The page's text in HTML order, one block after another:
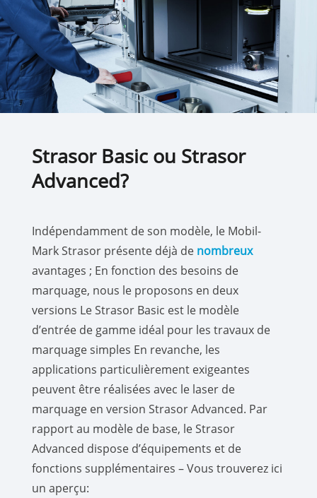
Strasor Basic ou Strasor
Advanced?
Indépendamment de son modèle, le Mobil-
Mark Strasor présente déjà de nombreux
avantages ; En fonction des besoins de
marquage, nous le proposons en deux
versions Le Strasor Basic est le modèle
d’entrée de gamme idéal pour les travaux de
marquage simples En revanche, les
applications particulièrement exigeantes
peuvent être réalisées avec le laser de
marquage en version Strasor Advanced. Par
rapport au modèle de base, le Strasor
Advanced dispose d’équipements et de
fonctions supplémentaires – Vous trouverez ici
un aperçu: